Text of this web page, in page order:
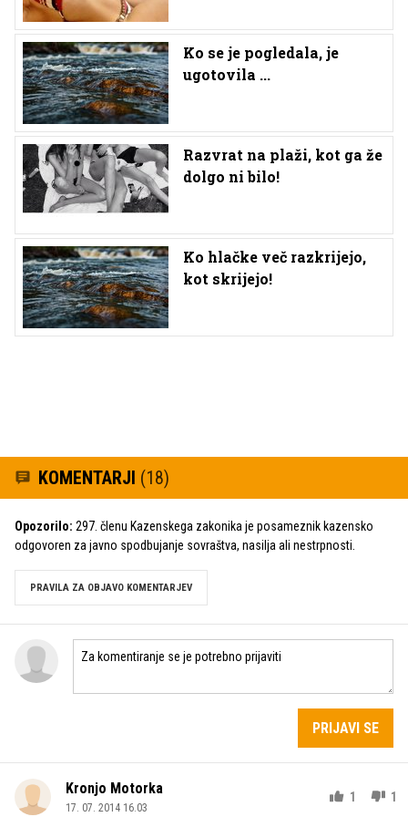
Ko se je pogledala, je
ugotovila ...
Razvrat na plaži, kot ga že
dolgo ni bilo!
Ko hlačke več razkrijejo,
kot skrijejo!
KOMENTARJI (18)
Opozorilo: 297. členu Kazenskega zakonika je posameznik kazensko
odgovoren za javno spodbujanje sovraštva, nasilja ali nestrpnosti.
PRAVILA ZA OBJAVO KOMENTARJEV
PRIJAVI SE
Kronjo Motorka
17. 07. 2014 16.03
1 1